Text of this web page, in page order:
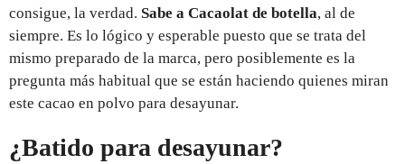
consigue, la verdad. Sabe a Cacaolat de botella, al de
siempre. Es lo lógico y esperable puesto que se trata del
mismo preparado de la marca, pero posiblemente es la
pregunta más habitual que se están haciendo quienes miran
este cacao en polvo para desayunar.
¿Batido para desayunar?